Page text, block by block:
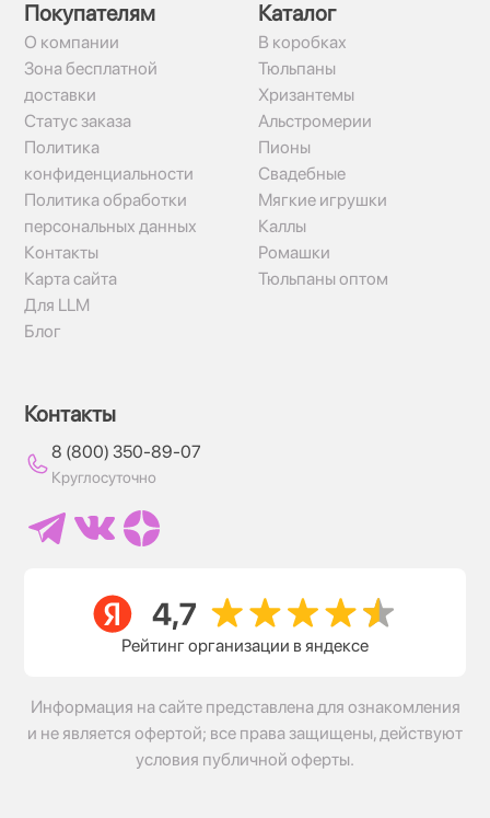
Покупателям
О компании
Зона бесплатной
доставки
Статус заказа
Политика
конфиденциальности
Политика обработки
персональных данных
Контакты
Карта сайта
Для LLM
Блог
Каталог
В коробках
Тюльпаны
Хризантемы
Альстромерии
Пионы
Свадебные
Мягкие игрушки
Каллы
Ромашки
Тюльпаны оптом
Контакты
8 (800) 350-89-07
Круглосуточно
Рейтинг организации в яндексе
Информация на сайте представлена для ознакомления
и не является офертой; все права защищены, действуют
условия публичной оферты.